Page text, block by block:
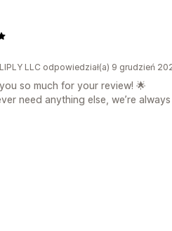
LLC odpowiedział(a) 9 grudzień
so much for your review! 🌟
need anything else, we’re